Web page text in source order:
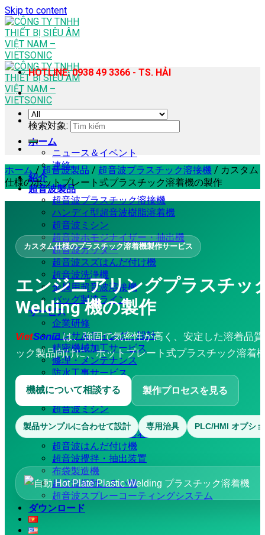
Skip to content
ホーム
ニュース＆イベント
連絡
紹介
超音波製品
超音波プラスチック溶接機
ハンディ型超音波樹脂溶着機
超音波ミシン
超音波ホモジナイザー・抽出機
超音波カッター
超音波スズはんだ付け機
超音波洗浄機
金属用超音波溶接機
バッグ製造ライン
サービス
企業研修
コンサルティング・設計
精密機械加工サービス
修理・メンテナンス
防水工事サービス
応用動画
超音波溶着機
超音波ミシン
超音波カッター
ハンディ型超音波溶着機
超音波はんだ付け機
超音波攪拌・抽出装置
布袋製造機
超音波振動ふるい機
超音波スプレーコーティングシステム
ダウンロード
HOTLINE: 0938 49 3366 - TS. HẢI
検索対象:
ホーム / 超音波製品 / 超音波プラスチック溶接機 / カスタム
仕様のホットプレート式プラスチック溶着機の製作
カスタム仕様のプラスチック溶着機製作サービス
エンジニアリングプラスチッ
Welding 機の製作
VietSonicは、強固で気密性が高く、安定した溶着品
ック製品向けに、ホットプレート式プラスチック溶着
機械について相談する 製作プロセスを見る
製品サンプルに合わせて設計 専用治具 PLC/HMI オプシ